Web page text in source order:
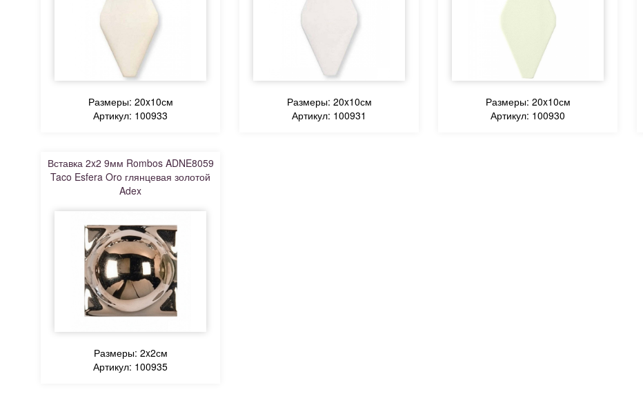
Размеры: 20x10см
Артикул: 100933
Размеры: 20x10см
Артикул: 100931
Размеры: 20x10см
Артикул: 100930
Вставка 2x2 9мм Rombos ADNE8059
Taco Esfera Oro глянцевая золотой
Adex
Размеры: 2x2см
Артикул: 100935